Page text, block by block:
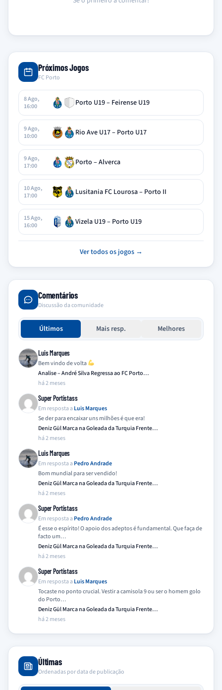
Próximos Jogos
FC Porto
8 Ago,
16:00
Porto U19 – Feirense U19
9 Ago,
10:00
Rio Ave U17 – Porto U17
9 Ago,
17:00
Porto – Alverca
10 Ago,
17:00
Lusitania FC Lourosa – Porto II
15 Ago,
16:00
Vizela U19 – Porto U19
Ver todos os jogos →
Comentários
Discussão da comunidade
Últimos Mais resp. Melhores
Luis Marques
Bem vindo de volta
Analise – André Silva Regressa ao FC Porto…
há 2 meses
Super Portistass
Em resposta a Luis Marques
Se der para encaixar uns milhões é que era!
Deniz Gül Marca na Goleada da Turquia Frente…
há 2 meses
Luis Marques
Em resposta a Pedro Andrade
Bom mundial para ser vendido!
Deniz Gül Marca na Goleada da Turquia Frente…
há 2 meses
Super Portistass
Em resposta a Pedro Andrade
É esse o espírito! O apoio dos adeptos é fundamental. Que faça de
facto um…
Deniz Gül Marca na Goleada da Turquia Frente…
há 2 meses
Super Portistass
Em resposta a Luis Marques
Tocaste no ponto crucial. Vestir a camisola 9 ou ser o homem golo
do Porto…
Deniz Gül Marca na Goleada da Turquia Frente…
há 2 meses
Últimas
Ordenadas por data de publicação